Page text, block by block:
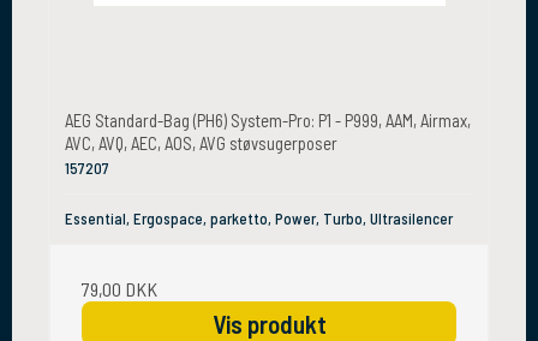
AEG Standard-Bag (PH6) System-Pro: P1 - P999, AAM, Airmax,
AVC, AVQ, AEC, AOS, AVG støvsugerposer
157207
Essential, Ergospace, parketto, Power, Turbo, Ultrasilencer
79,00 DKK
Vis produkt